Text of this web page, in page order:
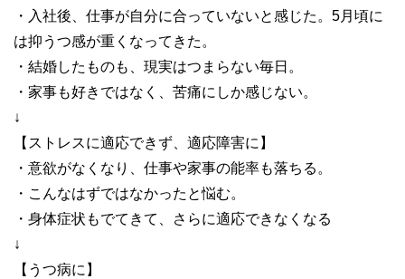
・入社後、仕事が自分に合っていないと感じた。5月頃に
は抑うつ感が重くなってきた。
・結婚したものも、現実はつまらない毎日。
・家事も好きではなく、苦痛にしか感じない。
↓
【ストレスに適応できず、適応障害に】
・意欲がなくなり、仕事や家事の能率も落ちる。
・こんなはずではなかったと悩む。
・身体症状もでてきて、さらに適応できなくなる
↓
【うつ病に】